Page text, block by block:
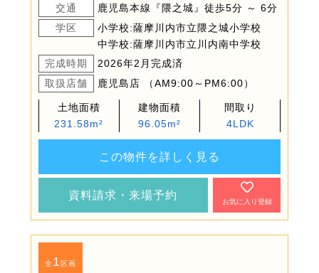
交通
鹿児島本線『隈之城』徒歩5分 ～ 6分
学区
小学校:薩摩川内市立隈之城小学校
中学校:薩摩川内市立川内南中学校
完成時期
2026年2月完成済
取扱店舗
鹿児島店 （AM9:00～PM6:00）
土地面積
231.58m²
建物面積
96.05m²
間取り
4LDK
この物件を詳しく見る
資料請求・来場予約
お気に入り登録
全1区画